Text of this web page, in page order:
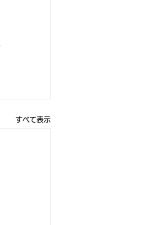
すべて表示